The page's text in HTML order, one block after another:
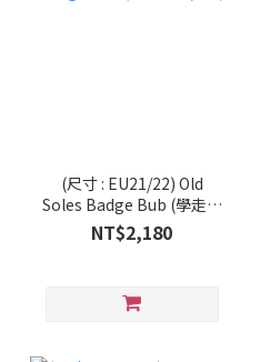
(尺寸 : EU21/22) Old
Soles Badge Bub (學走系
列/RT)
NT$2,180